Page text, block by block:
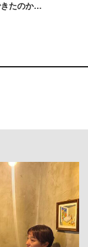
たのか…